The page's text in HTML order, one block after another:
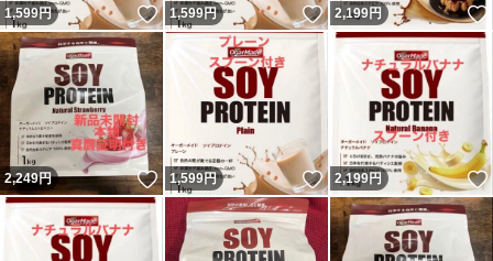
1,599円 いいね！
1,599円 いいね！
2,199円
2,249円 いいね！
1,599円 いいね！
2,199円